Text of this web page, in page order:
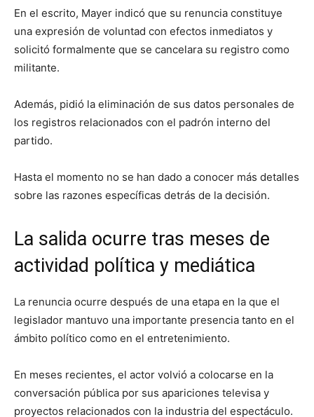
En el escrito, Mayer indicó que su renuncia constituye
una expresión de voluntad con efectos inmediatos y
solicitó formalmente que se cancelara su registro como
militante.
Además, pidió la eliminación de sus datos personales de
los registros relacionados con el padrón interno del
partido.
Hasta el momento no se han dado a conocer más detalles
sobre las razones específicas detrás de la decisión.
La salida ocurre tras meses de
actividad política y mediática
La renuncia ocurre después de una etapa en la que el
legislador mantuvo una importante presencia tanto en el
ámbito político como en el entretenimiento.
En meses recientes, el actor volvió a colocarse en la
conversación pública por sus apariciones televisa y
proyectos relacionados con la industria del espectáculo.